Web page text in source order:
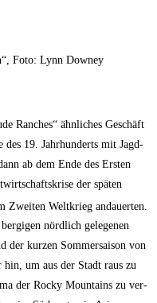
Foto: Lynn Downey
Ran­ches“ ähn­li­ches Geschäft
des 19. Jahr­hun­derts mit Jagd­
ab dem Ende des Ers­ten
der spä­ten
Zwei­ten Welt­krieg andau­er­ten.
nörd­lich gele­ge­nen
der kur­zen Som­mer­sai­son von
um aus der Stadt raus zu
der Rocky Moun­ta­ins zu ver­